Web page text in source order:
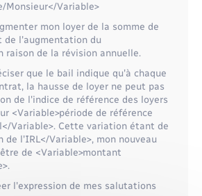
Monsieur</Variable>
mon loyer de la somme de
de l'augmentation du
raison de la révision annuelle.
que le bail indique qu'à chaque
la hausse de loyer ne peut pas
de l'indice de référence des loyers
<Variable>période de référence
Variable>. Cette variation étant de
de l'IRL</Variable>, mon nouveau
de <Variable>montant
l'expression de mes salutations